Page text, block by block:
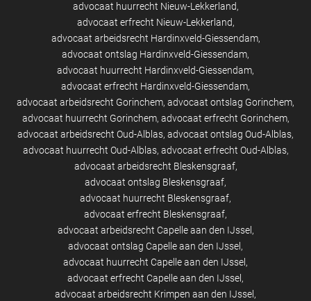
advocaat huurrecht Nieuw-Lekkerland
advocaat erfrecht Nieuw-Lekkerland
advocaat arbeidsrecht Hardinxveld-Giessendam
advocaat ontslag Hardinxveld-Giessendam
advocaat huurrecht Hardinxveld-Giessendam
advocaat erfrecht Hardinxveld-Giessendam
advocaat arbeidsrecht Gorinchem advocaat ontslag Gorinchem
advocaat huurrecht Gorinchem advocaat erfrecht Gorinchem
advocaat arbeidsrecht Oud-Alblas advocaat ontslag Oud-Alblas
advocaat huurrecht Oud-Alblas advocaat erfrecht Oud-Alblas
advocaat arbeidsrecht Bleskensgraaf
advocaat ontslag Bleskensgraaf
advocaat huurrecht Bleskensgraaf
advocaat erfrecht Bleskensgraaf
advocaat arbeidsrecht Capelle aan den IJssel
advocaat ontslag Capelle aan den IJssel
advocaat huurrecht Capelle aan den IJssel
advocaat erfrecht Capelle aan den IJssel
advocaat arbeidsrecht Krimpen aan den IJssel